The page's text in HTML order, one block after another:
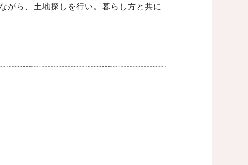
がら、土地探しを行い。暮らし方と共に